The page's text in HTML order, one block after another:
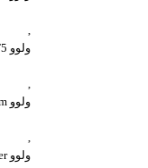
,
ولوو V60 T5
,
ولوو V60 T5 Platinum
,
ولوو V60 T5 Premier